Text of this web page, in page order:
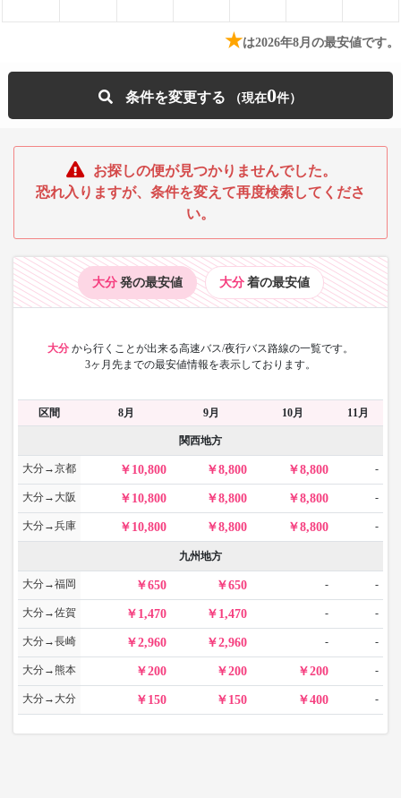
★は2026年8月の最安値です。
条件を変更する 0
お探しの便が見つかりませんでした。
恐れ入りますが、条件を変えて再度検索してくださ
い。
大分 発の最安値 大分 着の最安値
大分 から行くことが出来る高速バス/夜行バス路線の一覧です。
3ヶ月先までの最安値情報を表示しております。
区間 8月 9月 10月 11月
関西地方
大分→京都 10,800 8,800 8,800 -
大分→大阪 10,800 8,800 8,800 -
大分→兵庫 10,800 8,800 8,800 -
九州地方
大分→福岡 650 650 - -
大分→佐賀 1,470 1,470 - -
大分→長崎 2,960 2,960 - -
大分→熊本 200 200 200 -
大分→大分 150 150 400 -